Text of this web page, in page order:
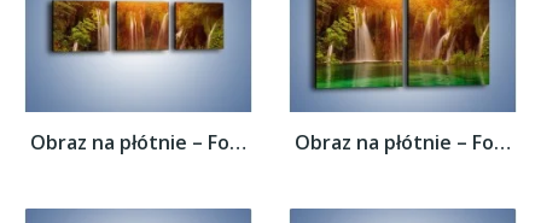
Obraz na płótnie – Fontanny z wodospadów –... Obraz na płótnie – Fontanny z wodospadów –...